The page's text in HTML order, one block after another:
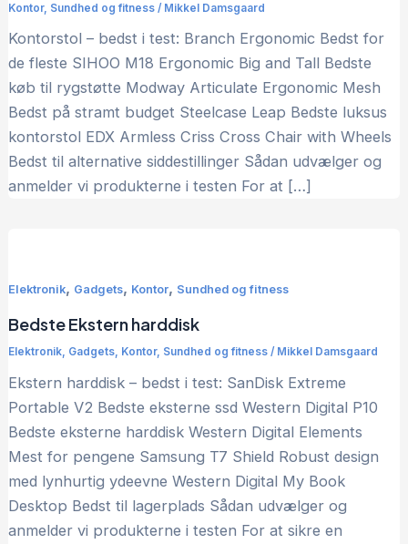
Kontor, Sundhed og fitness/ Mikkel Damsgaard
Kontorstol – bedst i test: Branch Ergonomic Bedst for
de fleste SIHOO M18 Ergonomic Big and Tall Bedste
køb til rygstøtte Modway Articulate Ergonomic Mesh
Bedst på stramt budget Steelcase Leap Bedste luksus
kontorstol EDX Armless Criss Cross Chair with Wheels
Bedst til alternative siddestillinger Sådan udvælger og
anmelder vi produkterne i testen For at […]
Elektronik, Gadgets, Kontor, Sundhed og fitness
Bedste Ekstern harddisk
Elektronik, Gadgets, Kontor, Sundhed og fitness/ Mikkel Damsgaard
Ekstern harddisk – bedst i test: SanDisk Extreme
Portable V2 Bedste eksterne ssd Western Digital P10
Bedste eksterne harddisk Western Digital Elements
Mest for pengene Samsung T7 Shield Robust design
med lynhurtig ydeevne Western Digital My Book
Desktop Bedst til lagerplads Sådan udvælger og
anmelder vi produkterne i testen For at sikre en